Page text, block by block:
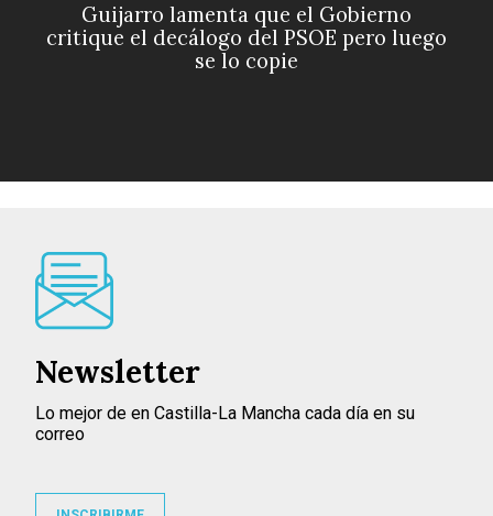
Guijarro lamenta que el Gobierno
critique el decálogo del PSOE pero luego
se lo copie
Newsletter
Lo mejor de en Castilla-La Mancha cada día en su
correo